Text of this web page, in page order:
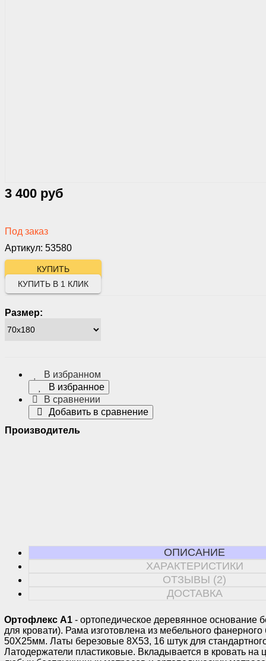
3 400 руб
Под заказ
Артикул: 53580
Размер:
КУПИТЬ В 1 КЛИК
В избранном
В избранное
В сравнении
Добавить в сравнение
Производитель
ОПИСАНИЕ
ХАРАКТЕРИСТИКИ
ОТЗЫВЫ (2)
ДОСТАВКА
Ортофлекс А1 - ортопедическое деревянное основание
для кровати). Рама изготовлена из мебельного фанерного
50Х25мм. Латы березовые 8Х53, 16 штук для
Латодержатели пластиковые. Вкладывается в кровать на